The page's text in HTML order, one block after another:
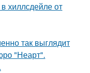
хиллсдейле от
так выглядит
"Неарт".